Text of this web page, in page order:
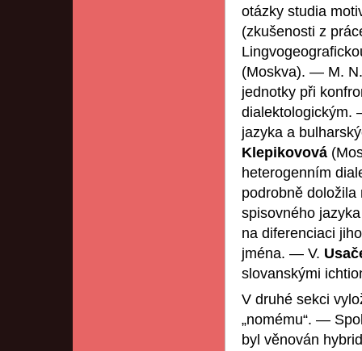
otázky studia
(zkušenosti z
(Moskva). — M.
jednotky při
dialektologickým.
jazyka a
Klepikovová
heterogenním
podrobně
spisovného
na diferenciaci
jména. — V.
slovanskými
V druhé sekci
„nomému“. —
byl věnován